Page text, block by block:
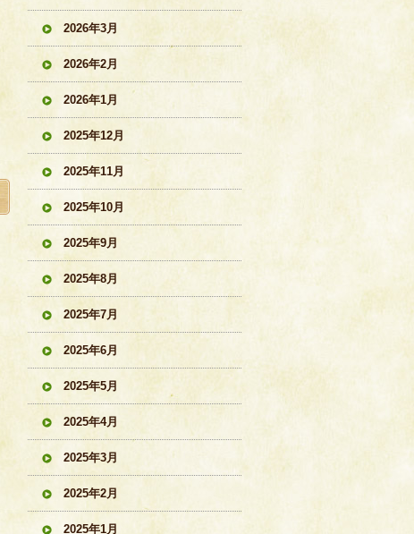
2026年3月
2026年2月
2026年1月
2025年12月
2025年11月
2025年10月
2025年9月
2025年8月
2025年7月
2025年6月
2025年5月
2025年4月
2025年3月
2025年2月
2025年1月